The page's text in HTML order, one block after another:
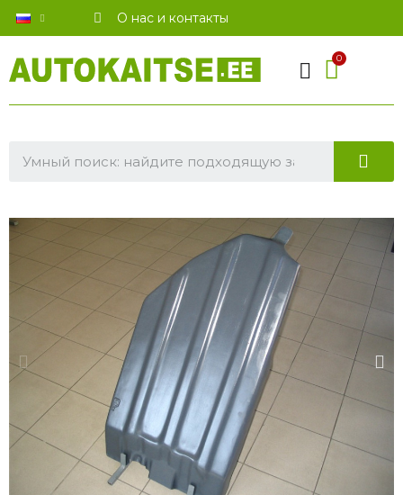
О нас и контакты